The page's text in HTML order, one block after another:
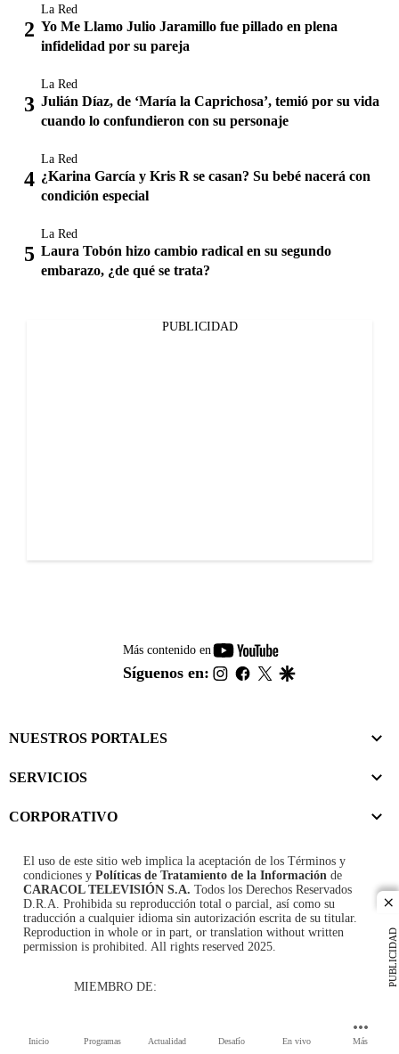
Inicio Programas Actualidad Desafío En vivo Más
PUBLICIDAD
La Red
Yo Me Llamo Julio Jaramillo fue pillado en plena
infidelidad por su pareja
La Red
Julián Díaz, de ‘María la Caprichosa’, temió por su vida
cuando lo confundieron con su personaje
La Red
¿Karina García y Kris R se casan? Su bebé nacerá con
condición especial
La Red
Laura Tobón hizo cambio radical en su segundo
embarazo, ¿de qué se trata?
PUBLICIDAD
Más contenido en
youtube-
footer
Síguenos en: instagram
facebook
twitter
NUESTROS PORTALES
SERVICIOS
CORPORATIVO
El uso de este sitio web implica la aceptación de los Términos y
condiciones y Políticas de Tratamiento de la Información de
CARACOL TELEVISIÓN S.A. Todos los Derechos Reservados
D.R.A. Prohibida su reproducción total o parcial, así como su
traducción a cualquier idioma sin autorización escrita de su titular.
Reproduction in whole or in part, or translation without written
permission is prohibited. All rights reserved 2025.
MIEMBRO DE: